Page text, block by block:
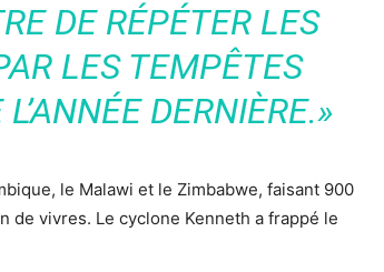
DE RÉPÉTER LES
LES TEMPÊTES
DERNIÈRE.»
le Malawi et le Zimbabwe, faisant 900
de vivres. Le cyclone Kenneth a frappé le